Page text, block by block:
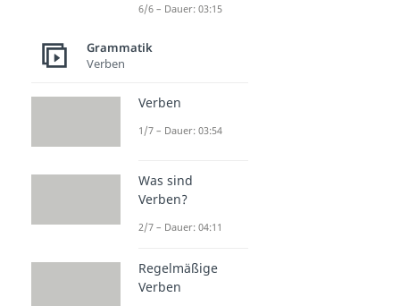
6/6 – Dauer: 03:15
Grammatik
Verben
Verben
1/7 – Dauer: 03:54
Was sind
Verben?
2/7 – Dauer: 04:11
Regelmäßige
Verben